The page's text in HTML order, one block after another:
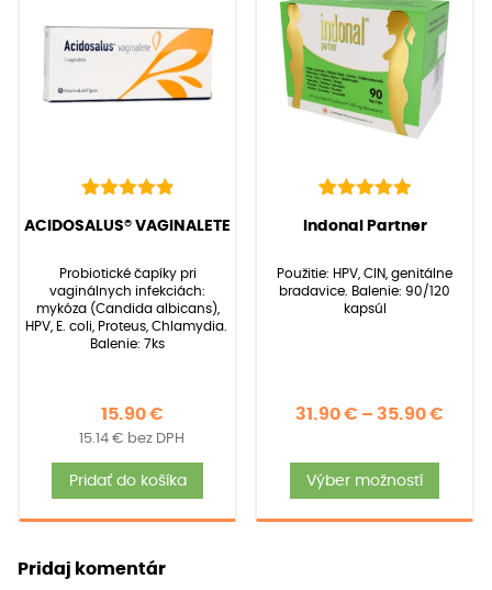
si
4.95
základe
zákazníckych
recenzií
(22recenzií zákazníkov)
ACIDOSALUS® VAGINALETE
Probiotické čapíky pri
vaginálnych infekciách:
mykóza (Candida albicans),
HPV, E. coli, Proteus, Chlamydia.
Balenie: 7ks
15.90€
15.14 € bez DPH
Pridať do košíka
5.00
základe
zákazníckych
recenzií
recenzií zákazníkov)
Indonal Partner
Použitie: HPV, CIN, genitálne
bradavice. Balenie: 90/120
kapsúl
31.90€ – 35.90€Price
Výber možností
má
Pridaj komentár